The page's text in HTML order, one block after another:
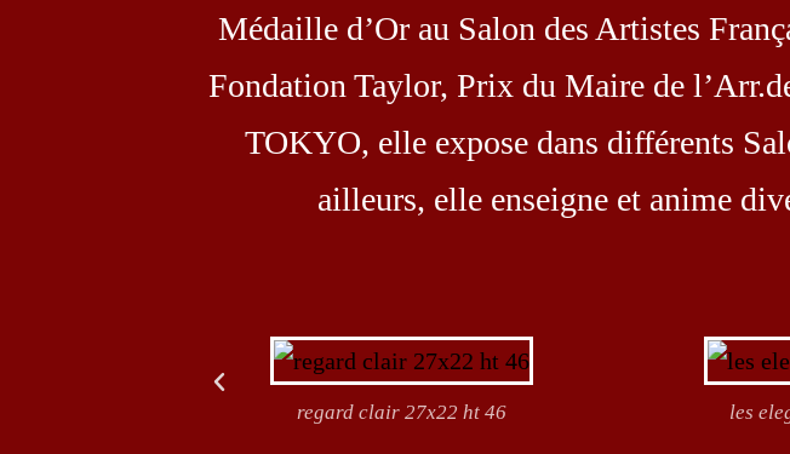
Médaille d’Or au Salon des Artistes
Fondation Taylor, Prix du Maire de
TOKYO, elle expose dans différents
ailleurs, elle enseigne et anime
regard clair 27x22 ht 46 les